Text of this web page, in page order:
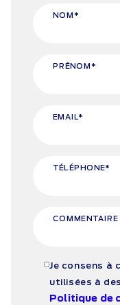
NOM*
PRÉNOM*
EMAIL*
TÉLÉPHONE*
COMMENTAIRE
Je consens à
utilisées à
Politique de